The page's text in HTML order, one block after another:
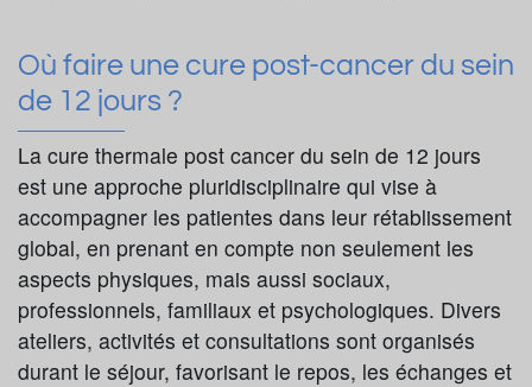
Où faire une cure post-cancer du sein
de 12 jours ?
La cure thermale post cancer du sein de 12 jours
est une approche pluridisciplinaire qui vise à
accompagner les patientes dans leur rétablissement
global, en prenant en compte non seulement les
aspects physiques, mais aussi sociaux,
professionnels, familiaux et psychologiques. Divers
ateliers, activités et consultations sont organisés
durant le séjour, favorisant le repos, les échanges et